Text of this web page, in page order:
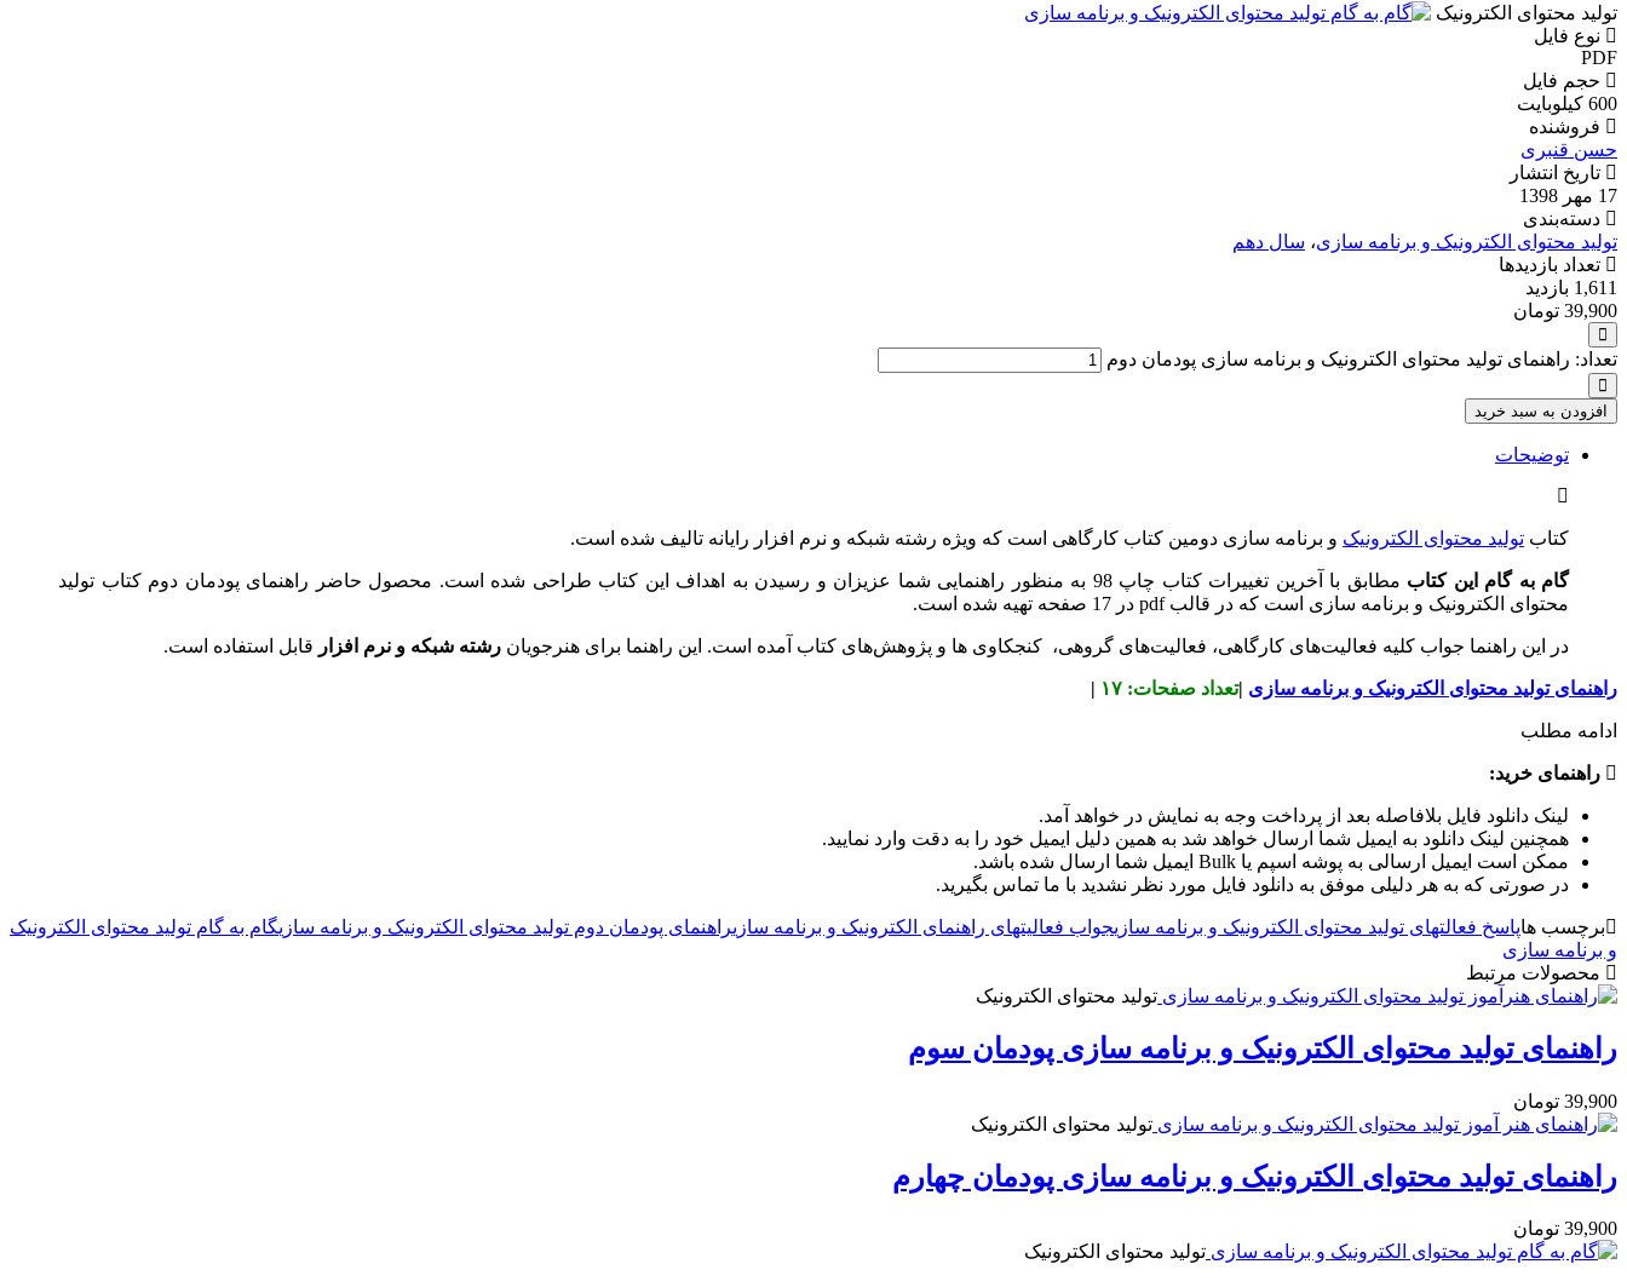
تولید محتوای الکترونیک
نوع فایل
PDF
حجم فایل
600 کیلوبایت
فروشنده
حسن قنبری
تاریخ انتشار
17 مهر 1398
دسته‌بندی
تولید محتوای الکترونیک و برنامه سازی، سال دهم
تعداد بازدیدها
1,611 بازدید
39,900 تومان
تعداد: راهنمای تولید محتوای الکترونیک و برنامه سازی پودمان دوم
افزودن به سبد خرید
توضیحات
کتاب تولید محتوای الکترونیک و برنامه سازی دومین کتاب کارگاهی است که ویژه رشته شبکه و نرم افزار رایانه تالیف شده است.
گام به گام این کتاب
مطابق با آخرین تغییرات کتاب چاپ 98 به منظور راهنمایی شما عزیزان و رسیدن به اهداف این کتاب طراحی شده است. محصول حاضر راهنمای پودمان دوم کتاب تولید
محتوای الکترونیک و برنامه سازی است که در قالب pdf در 17 صفحه تهیه شده است.
در این راهنما جواب کلیه فعالیت‌های کارگاهی، فعالیت‌های گروهی، کنجکاوی ها و پژوهش‌های کتاب آمده است. این راهنما برای هنرجویان رشته شبکه و نرم افزار قابل استفاده است.
راهنمای تولید محتوای الکترونیک و برنامه سازی |تعداد صفحات: ۱۷ |
ادامه مطلب
راهنمای خرید:
لینک دانلود فایل بلافاصله بعد از پرداخت وجه به نمایش در خواهد آمد.
همچنین لینک دانلود به ایمیل شما ارسال خواهد شد به همین دلیل ایمیل خود را به دقت وارد نمایید.
ممکن است ایمیل ارسالی به پوشه اسپم یا Bulk ایمیل شما ارسال شده باشد.
در صورتی که به هر دلیلی موفق به دانلود فایل مورد نظر نشدید با ما تماس بگیرید.
برچسب هاپاسخ فعالتهای تولید محتوای الکترونیک و برنامه سازیجواب فعالیتهای راهنمای الکترونیک و برنامه سازیراهنمای پودمان دوم تولید محتوای الکترونیک و برنامه سازیگام به گام تولید محتوای الکترونیک
و برنامه سازی
محصولات مرتبط
تولید محتوای الکترونیک
راهنمای تولید محتوای الکترونیک و برنامه سازی پودمان سوم
39,900 تومان
تولید محتوای الکترونیک
راهنمای تولید محتوای الکترونیک و برنامه سازی پودمان چهارم
39,900 تومان
تولید محتوای الکترونیک